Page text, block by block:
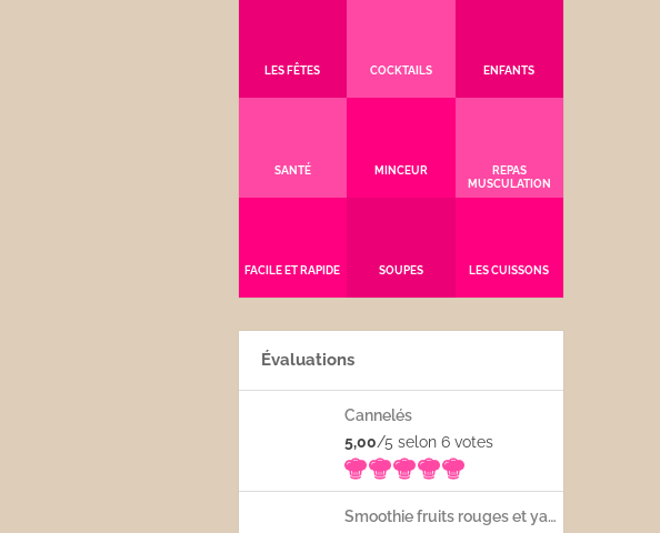
LES FÊTES COCKTAILS ENFANTS
SANTÉ MINCEUR
REPAS
MUSCULATION
FACILE ET RAPIDE SOUPES LES CUISSONS
Évaluations
Cannelés
5,00/5 selon 6 votes
Smoothie fruits rouges et yaourt